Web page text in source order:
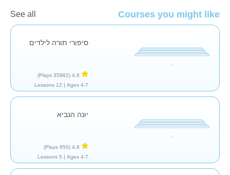
Courses you might like
See all
סיפורי תורה לילדים
4,8
(35982 Plays)
Ages 4-7 |
12 Lessons
יונה הנביא
4,8
(950 Plays)
Ages 4-7 |
5 Lessons